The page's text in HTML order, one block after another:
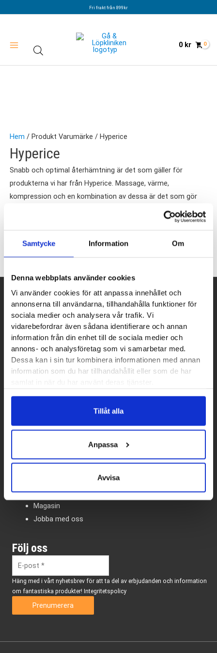
Samtycke Information Om
Denna webbplats använder cookies
Vi använder cookies för att anpassa innehållet och
annonserna till användarna, tillhandahålla funktioner för
sociala medier och analysera vår trafik. Vi
vidarebefordrar även sådana identifierare och annan
information från din enhet till de sociala medier och
annons- och analysföretag som vi samarbetar med.
Dessa kan i sin tur kombinera informationen med annan
information som du har tillhandahållit eller som de har
Tillåt alla
Anpassa
Avvisa
Fri frakt från 899kr
0 kr
Hem / Produkt Varumärke / Hyperice
Hyperice
Snabb och optimal återhämtning är det som gäller för
produkterna vi har från Hyperice. Massage, värme,
kompression och en kombination av dessa är det som gör
Hyperice produkter till bäst i klassen. Vill du ge dig själv
Inga produkter hittades som motsvarar ditt val.
Betalpartner
Kundtjänst
Vanliga frågor – FAQ
Integritetspolicy
Presentkort
Om oss
Skoutprovning
Magasin
Jobba med oss
Följ oss
Häng med i vårt nyhetsbrev för att ta del av erbjudanden och information
om fantastiska produkter! Integritetspolicy